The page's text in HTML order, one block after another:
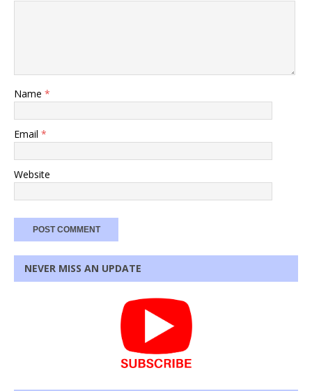
Name *
Email *
Website
NEVER MISS AN UPDATE